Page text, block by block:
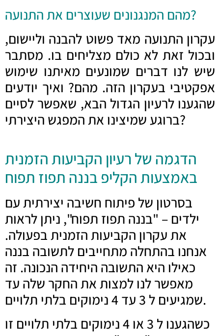
מהם המנגנונים שעוצרים את התנועה?
עקרון התנועה מאד פשוט להבנה וליישום,
ובכול זאת לא כולם מצליחים בו. מסתבר
שיש לנו דברים שמונעים מאיתנו שימוש
אפקטיבי בעקרון הזה. מהם? ואיך יודעים
שהגענו לרעיון הגדול הבא, שאפשר לסיים
ברוגע שמיצינו את המפגש היצירתי?
הדגמה של רעיון הקביעות הזמנית
באמצעות הקליפ בננה תפוז תפוח
בסרטון של פיתוח חשיבה יצירתית עם
ילדים – "בננה תפוז תפוח", ניתן לראות
את עקרון הקביעות הזמנית בפעולה.
אנחנו בהתחלה מתחייבים לתשובה בננה
כאילו היא התשובה היחידה הנכונה. זה
מאפשר לנו למצות את החקר שלה עד
שמגיעים ל 3 עד 4 נימוקים בלתי תלויים.
כשהגענו ל 3 או 4 נימוקים בלתי תלויים זו